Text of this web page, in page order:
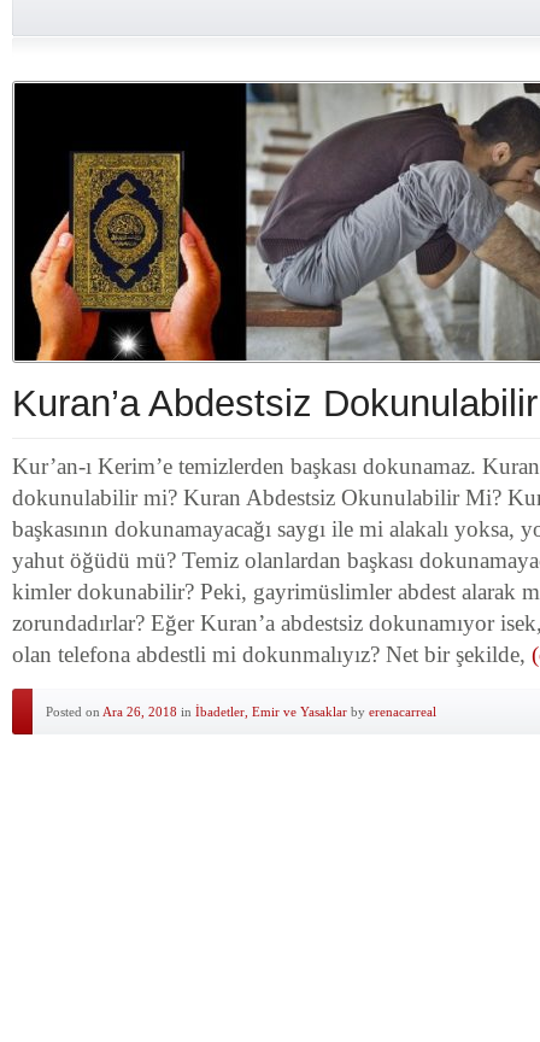
Kuran’a Abdestsiz
Kur’an-ı Kerim’e temizlerden başkası dokunamaz.
dokunulabilir mi? Kuran Abdestsiz Okunulabilir Mi?
başkasının dokunamayacağı saygı ile mi alakalı yoksa,
yahut öğüdü mü? Temiz olanlardan başkası
kimler dokunabilir? Peki, gayrimüslimler abdest alarak
zorundadırlar? Eğer Kuran’a abdestsiz dokunamıyor
olan telefona abdestli mi dokunmalıyız? Net bir şekilde,
Posted on Ara 26, 2018 in İbadetler, Emir ve Yasaklar by erenacarreal